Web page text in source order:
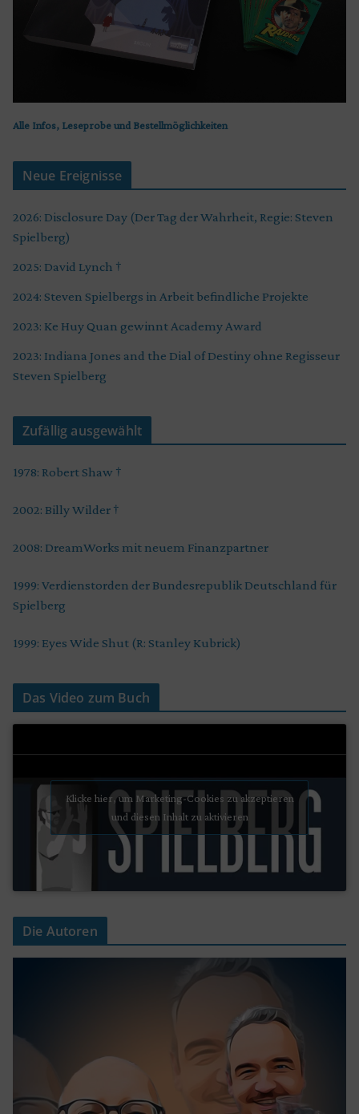
Alle Infos, Leseprobe und Bestellmöglichkeiten
Neue Ereignisse
2026: Disclosure Day (Der Tag der Wahrheit, Regie: Steven
Spielberg)
2025: David Lynch †
2024: Steven Spielbergs in Arbeit befindliche Projekte
2023: Ke Huy Quan gewinnt Academy Award
2023: Indiana Jones and the Dial of Destiny ohne Regisseur
Steven Spielberg
Zufällig ausgewählt
1978: Robert Shaw †
2002: Billy Wilder †
2008: DreamWorks mit neuem Finanzpartner
1999: Verdienstorden der Bundesrepublik Deutschland für
Spielberg
1999: Eyes Wide Shut (R: Stanley Kubrick)
Das Video zum Buch
Klicke hier, um Marketing-Cookies zu akzeptieren
und diesen Inhalt zu aktivieren
Die Autoren